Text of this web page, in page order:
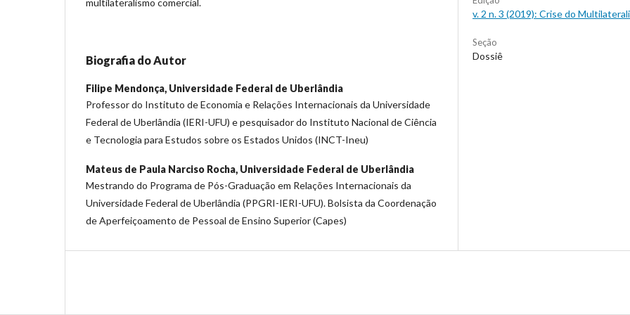
multilateralismo comercial.
Biografia do Autor
Filipe Mendonça, Universidade Federal de Uberlândia
Professor do Instituto de Economia e Relações Internacionais da Universidade
Federal de Uberlândia (IERI-UFU) e pesquisador do Instituto Nacional de Ciência
e Tecnologia para Estudos sobre os Estados Unidos (INCT-Ineu)
Mateus de Paula Narciso Rocha, Universidade Federal de Uberlândia
Mestrando do Programa de Pós-Graduação em Relações Internacionais da
Universidade Federal de Uberlândia (PPGRI-IERI-UFU). Bolsista da Coordenação
de Aperfeiçoamento de Pessoal de Ensino Superior (Capes)
v. 2 n. 3 (2019): Crise do
Seção
Dossiê